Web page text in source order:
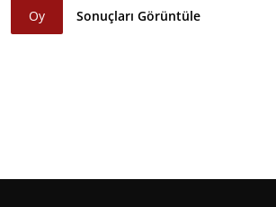
Oy Sonuçları Görüntüle